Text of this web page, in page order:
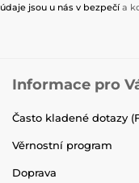
údaje jsou u nás v bezpečí a
Informace pro
Často kladené dotazy
Věrnostní program
Doprava